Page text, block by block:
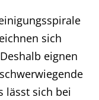
sich
eignen
lässt sich bei